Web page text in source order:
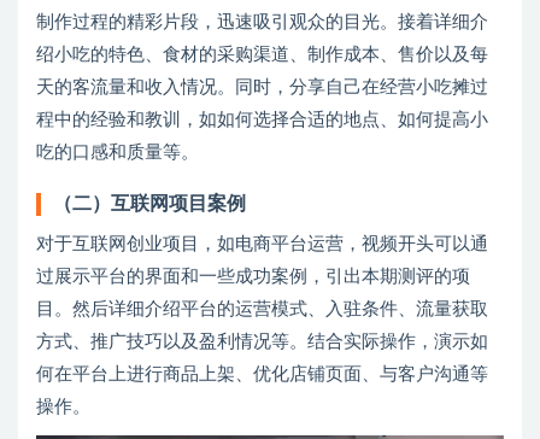
制作过程的精彩片段，迅速吸引观众的目光。接着详细介
绍小吃的特色、食材的采购渠道、制作成本、售价以及每
天的客流量和收入情况。同时，分享自己在经营小吃摊过
程中的经验和教训，如如何选择合适的地点、如何提高小
吃的口感和质量等。
（二）互联网项目案例
对于互联网创业项目，如电商平台运营，视频开头可以通
过展示平台的界面和一些成功案例，引出本期测评的项
目。然后详细介绍平台的运营模式、入驻条件、流量获取
方式、推广技巧以及盈利情况等。结合实际操作，演示如
何在平台上进行商品上架、优化店铺页面、与客户沟通等
操作。